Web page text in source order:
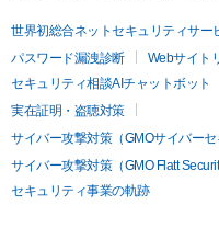
世界初総合ネットセキュリティサー
パスワード漏洩診断
Webサイト
セキュリティ相談AIチャットボット
実在証明・盗聴対策
サイバー攻撃対策（GMOサイバーセ
サイバー攻撃対策（GMO Flatt
セキュリティ事業の軌跡